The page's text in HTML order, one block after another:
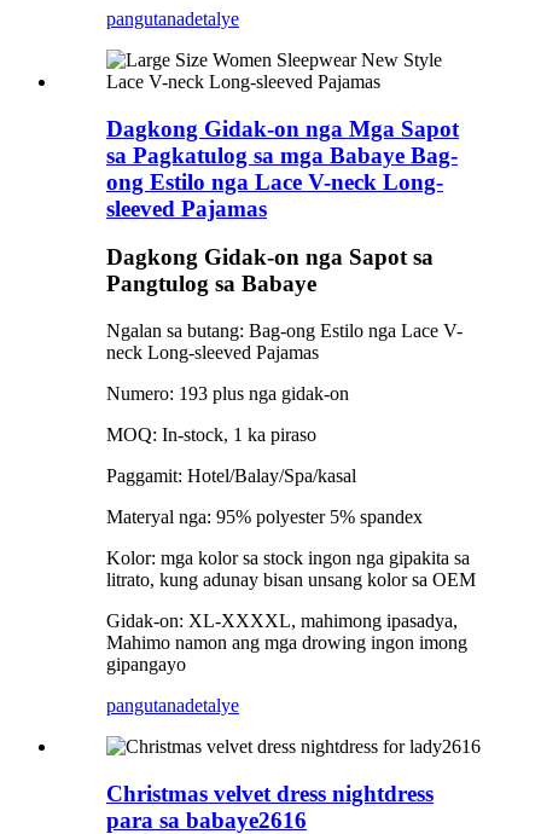
pangutanadetalye
Dagkong Gidak-on nga Mga Sapot
sa Pagkatulog sa mga Babaye Bag-
ong Estilo nga Lace V-neck Long-
sleeved Pajamas
Dagkong Gidak-on nga Sapot sa
Pangtulog sa Babaye
Ngalan sa butang: Bag-ong Estilo nga Lace V-
neck Long-sleeved Pajamas
Numero: 193 plus nga gidak-on
MOQ: In-stock, 1 ka piraso
Paggamit: Hotel/Balay/Spa/kasal
Materyal nga: 95% polyester 5% spandex
Kolor: mga kolor sa stock ingon nga gipakita sa
litrato, kung adunay bisan unsang kolor sa OEM
Gidak-on: XL-XXXXL, mahimong ipasadya,
Mahimo namon ang mga drowing ingon imong
gipangayo
pangutanadetalye
Christmas velvet dress nightdress
para sa babaye2616